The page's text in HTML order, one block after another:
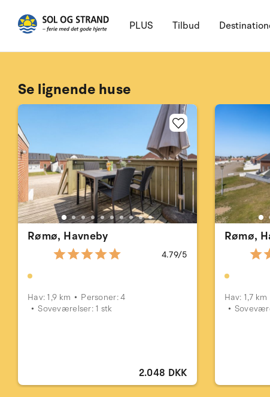
PLUS Tilbud
Se lignende huse
Rømø, Havneby
4.79/5
Hav: 1,9 km
Personer: 4
Soveværelser: 1 stk
2.048 DKK
Rømø,
Hav: 1,7 km